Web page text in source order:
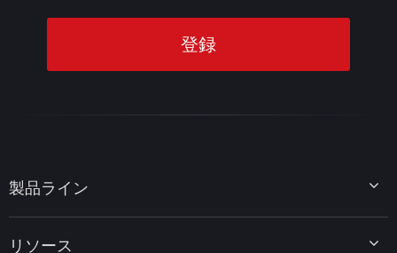
製品ライン
MiniTool Power Data Recovery
リソース